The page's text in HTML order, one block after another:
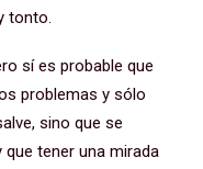
tonto.
sí es probable que
problemas y sólo
sino que se
que tener una mirada